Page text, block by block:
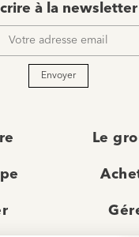
à la newsletter
Envoyer
Le